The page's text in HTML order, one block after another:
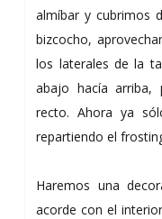
almíbar y cubrimos
bizcocho,
los laterales de la
abajo hacía arriba,
recto. Ahora ya
repartiendo el
Haremos una
acorde con el